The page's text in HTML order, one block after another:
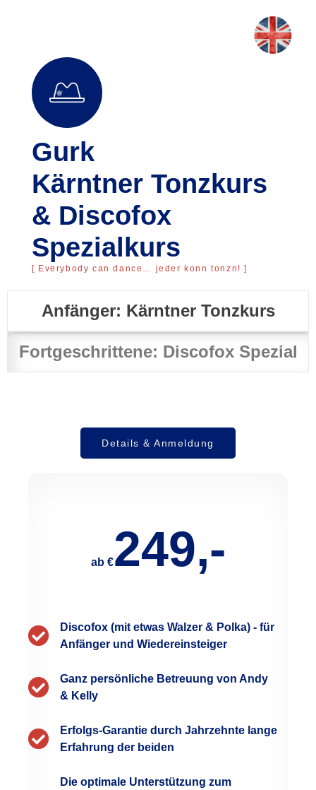
Gurk
Kärntner Tonzkurs
& Discofox
Spezialkurs
[ Everybody can dance… jeder konn tonzn! ]
Anfänger: Kärntner Tonzkurs
Fortgeschrittene: Discofox Spezial
Details & Anmeldung
ab €249,-
Discofox (mit etwas Walzer & Polka) - für
Anfänger und Wiedereinsteiger
Ganz persönliche Betreuung von Andy
& Kelly
Erfolgs-Garantie durch Jahrzehnte lange
Erfahrung der beiden
Die optimale Unterstützung zum